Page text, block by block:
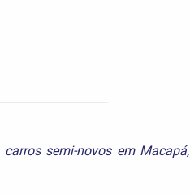
carros semi-novos em Macapá,